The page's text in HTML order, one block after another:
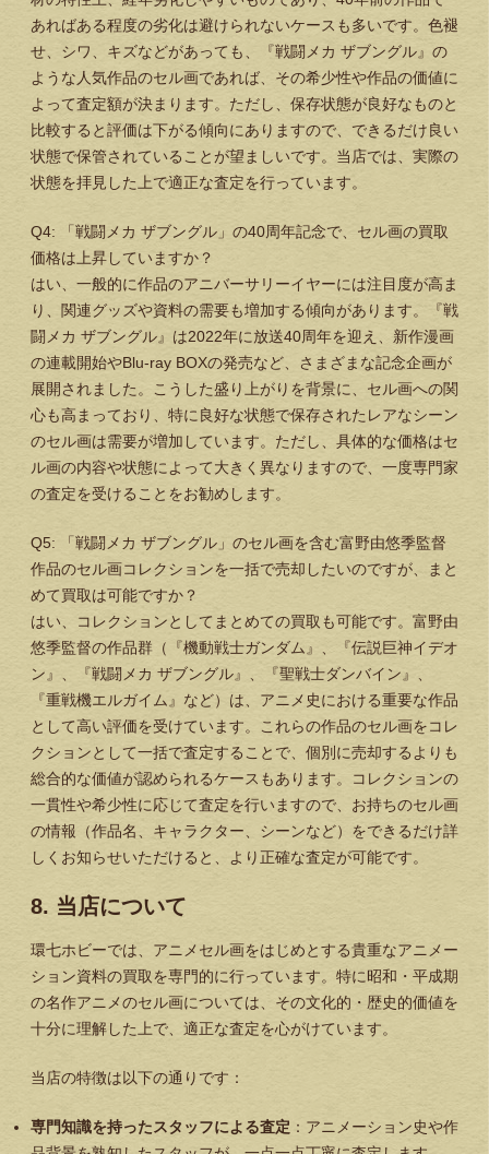
あればある程度の劣化は避けられないケースも多いです。色褪
せ、シワ、キズなどがあっても、『戦闘メカ ザブングル』の
ような人気作品のセル画であれば、その希少性や作品の価値に
よって査定額が決まります。ただし、保存状態が良好なものと
比較すると評価は下がる傾向にありますので、できるだけ良い
状態で保管されていることが望ましいです。当店では、実際の
状態を拝見した上で適正な査定を行っています。
Q4: 「戦闘メカ ザブングル」の40周年記念で、セル画の買取
価格は上昇していますか？
はい、一般的に作品のアニバーサリーイヤーには注目度が高ま
り、関連グッズや資料の需要も増加する傾向があります。『戦
闘メカ ザブングル』は2022年に放送40周年を迎え、新作漫画
の連載開始やBlu-ray BOXの発売など、さまざまな記念企画が
展開されました。こうした盛り上がりを背景に、セル画への関
心も高まっており、特に良好な状態で保存されたレアなシーン
のセル画は需要が増加しています。ただし、具体的な価格はセ
ル画の内容や状態によって大きく異なりますので、一度専門家
の査定を受けることをお勧めします。
Q5: 「戦闘メカ ザブングル」のセル画を含む富野由悠季監督
作品のセル画コレクションを一括で売却したいのですが、まと
めて買取は可能ですか？
はい、コレクションとしてまとめての買取も可能です。富野由
悠季監督の作品群（『機動戦士ガンダム』、『伝説巨神イデオ
ン』、『戦闘メカ ザブングル』、『聖戦士ダンバイン』、
『重戦機エルガイム』など）は、アニメ史における重要な作品
として高い評価を受けています。これらの作品のセル画をコレ
クションとして一括で査定することで、個別に売却するよりも
総合的な価値が認められるケースもあります。コレクションの
一貫性や希少性に応じて査定を行いますので、お持ちのセル画
の情報（作品名、キャラクター、シーンなど）をできるだけ詳
しくお知らせいただけると、より正確な査定が可能です。
8. 当店について
環七ホビーでは、アニメセル画をはじめとする貴重なアニメー
ション資料の買取を専門的に行っています。特に昭和・平成期
の名作アニメのセル画については、その文化的・歴史的価値を
十分に理解した上で、適正な査定を心がけています。
当店の特徴は以下の通りです：
専門知識を持ったスタッフによる査定 ：アニメーション史や作